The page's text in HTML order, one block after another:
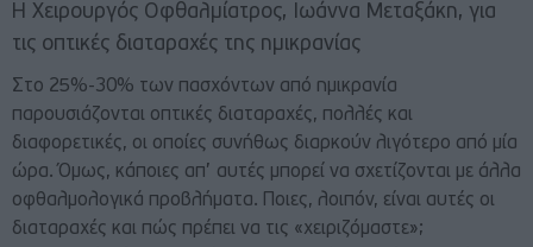
Η Χειρουργός Οφθαλμίατρος, Ιωάννα Μεταξάκη, για
τις οπτικές διαταραχές της ημικρανίας
Στο 25%-30% των πασχόντων από ημικρανία
παρουσιάζονται οπτικές διαταραχές, πολλές και
διαφορετικές, οι οποίες συνήθως διαρκούν λιγότερο από μία
ώρα. Όμως, κάποιες απ’ αυτές μπορεί να σχετίζονται με άλλα
οφθαλμολογικά προβλήματα. Ποιες, λοιπόν, είναι αυτές οι
διαταραχές και πώς πρέπει να τις «χειριζόμαστε»;